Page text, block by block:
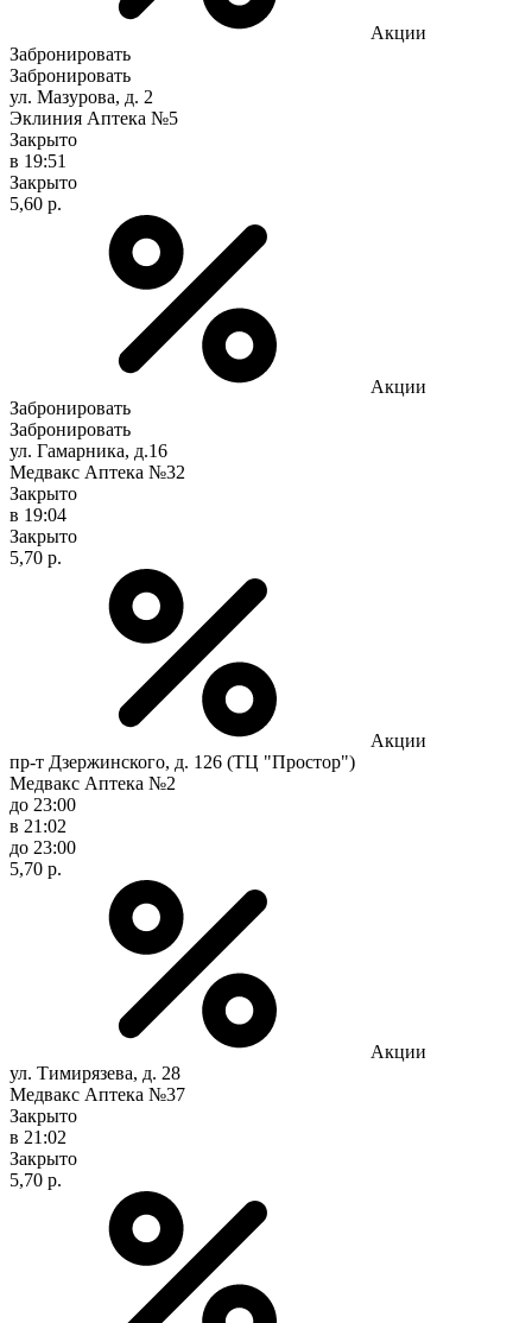
Акции
Забронировать
Забронировать
ул. Мазурова, д. 2
Эклиния Аптека №5
Закрыто
в 19:51
Закрыто
5,60 р.
Акции
Забронировать
Забронировать
ул. Гамарника, д.16
Медвакс Аптека №32
Закрыто
в 19:04
Закрыто
5,70 р.
Акции
пр-т Дзержинского, д. 126 (ТЦ "Простор")
Медвакс Аптека №2
до 23:00
в 21:02
до 23:00
5,70 р.
Акции
ул. Тимирязева, д. 28
Медвакс Аптека №37
Закрыто
в 21:02
Закрыто
5,70 р.